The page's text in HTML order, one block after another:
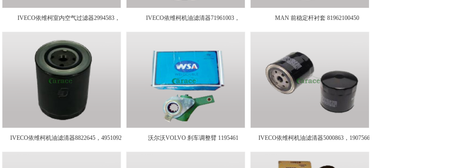
IVECO依维柯室内空气过滤器2994583，
80001127，61624631
IVECO依维柯机油滤清器71961003，
1901602，1907567，1909102，4602186，
MAN 前稳定杆衬套 81962100450
IVECO依维柯机油滤清器8822645，4951092，
4630786，4600875，61660298，4625547
沃尔沃VOLVO 刹车调整臂 1195461 IVECO依维柯机油滤清器5000863，1907566，
7002915，243191701，2060462544700